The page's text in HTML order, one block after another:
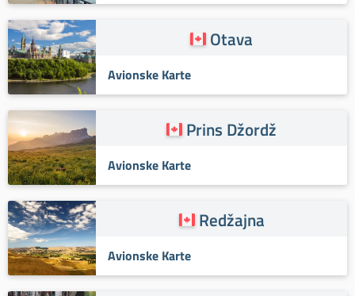
Otava
Avionske Karte
Prins Džordž
Avionske Karte
Redžajna
Avionske Karte